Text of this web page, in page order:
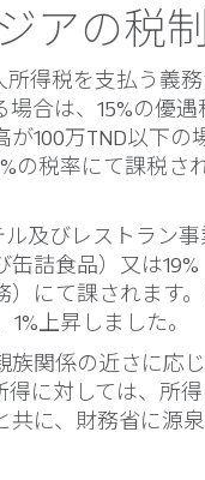
アの税
得税を支払う義
合は、15%の優
100万TND以下の
の税率にて課税さ
及びレストラン
詰食品）又は
にて課されます
1%上昇しました。
関係の近さに応
に対しては、所
共に、財務省に源